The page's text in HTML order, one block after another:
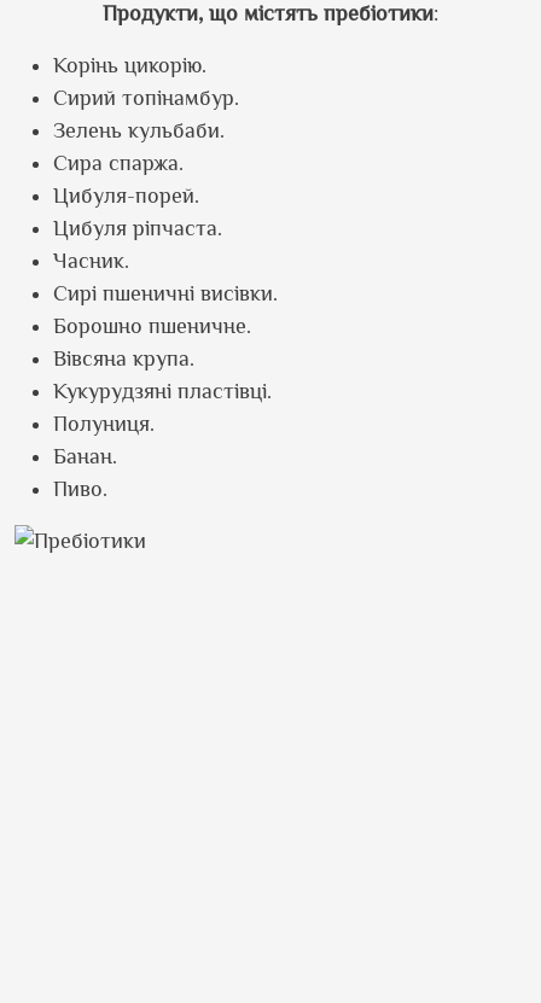
Продукти, що містять пребіотики:
Корінь цикорію.
Сирий топінамбур.
Зелень кульбаби.
Сира спаржа.
Цибуля-порей.
Цибуля ріпчаста.
Часник.
Сирі пшеничні висівки.
Борошно пшеничне.
Вівсяна крупа.
Кукурудзяні пластівці.
Полуниця.
Банан.
Пиво.